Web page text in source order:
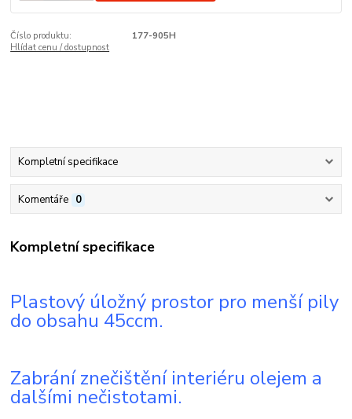
Číslo produktu:
177-905H
Hlídat cenu / dostupnost
Kompletní specifikace
Komentáře 0
Kompletní specifikace
Plastový úložný prostor pro menší pily
do obsahu 45ccm.
Zabrání znečištění interiéru olejem a
dalšími nečistotami.